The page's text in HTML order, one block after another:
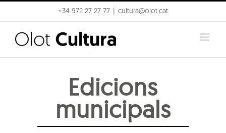
to
content
+34 972 27 27 77 cultura@olot.cat
Edicions
municipals